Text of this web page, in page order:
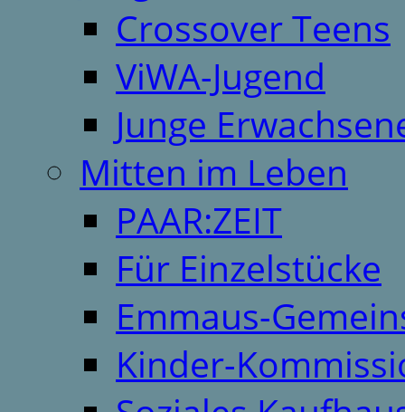
Crossover Teens
ViWA-Jugend
Junge
Mitten im Leben
PAAR:ZEIT
Für Einzelstücke
Emmaus-
Kinder-